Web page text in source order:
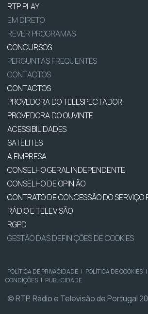
RTP PLAY
EM DIRETO
REVER PROGRAMAS
CONCURSOS
PERGUNTAS FREQUENTES
CONTACTOS
CONTACTOS
PROVEDORA DO TELESPECTADOR
PROVEDORA DO OUVINTE
ACESSIBILIDADES
SATÉLITES
A EMPRESA
CONSELHO GERAL INDEPENDENTE
CONSELHO DE OPINIÃO
CONTRATO DE CONCESSÃO DO SERVIÇO
RÁDIO E TELEVISÃO
RGPD
GESTÃO DAS DEFINIÇÕES DE COOKIES
POLÍTICA DE PRIVACIDADE | POLÍTICA DE COOKIES |
CONDIÇÕES | PUBLICIDADE
© RTP, Rádio e Televisão de Portugal